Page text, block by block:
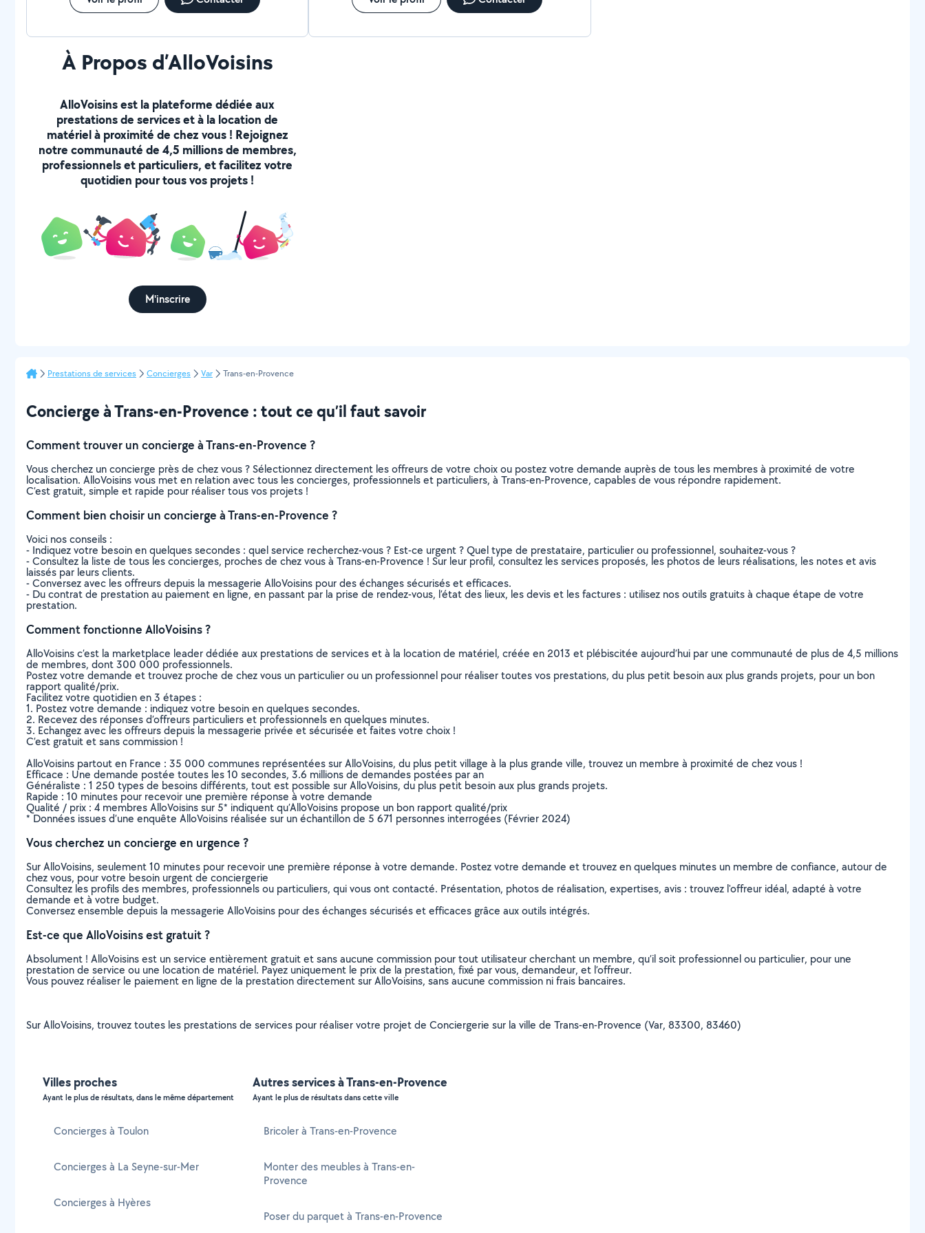
une étude personnalisée gratuite (prévisions de CA,
objectivement Location Longue Durée par rapport à la
Location Courte Durée sur votre bien
À Propos d’AlloVoisins
AlloVoisins est la plateforme dédiée aux
prestations de services et à la location de
matériel à proximité de chez vous ! Rejoignez
notre communauté de 4,5 millions de membres,
professionnels et particuliers, et facilitez votre
quotidien pour tous vos projets !
M'inscrire
Prestations de services Concierges Var Trans-en-Provence
Concierge à Trans-en-Provence : tout ce qu’il faut savoir
Comment trouver un concierge à Trans-en-Provence ?
Vous cherchez un concierge près de chez vous ? Sélectionnez directement les offreurs de votre choix ou postez votre demande auprès de tous les membres à proximité de votre
localisation. AlloVoisins vous met en relation avec tous les concierges, professionnels et particuliers, à Trans-en-Provence, capables de vous répondre rapidement.
C’est gratuit, simple et rapide pour réaliser tous vos projets !
Comment bien choisir un concierge à Trans-en-Provence ?
Voici nos conseils :
- Indiquez votre besoin en quelques secondes : quel service recherchez-vous ? Est-ce urgent ? Quel type de prestataire, particulier ou professionnel, souhaitez-vous ?
- Consultez la liste de tous les concierges, proches de chez vous à Trans-en-Provence ! Sur leur profil, consultez les services proposés, les photos de leurs réalisations, les notes et avis
laissés par leurs clients.
- Conversez avec les offreurs depuis la messagerie AlloVoisins pour des échanges sécurisés et efficaces.
- Du contrat de prestation au paiement en ligne, en passant par la prise de rendez-vous, l’état des lieux, les devis et les factures : utilisez nos outils gratuits à chaque étape de votre
prestation.
Comment fonctionne AlloVoisins ?
AlloVoisins c’est la marketplace leader dédiée aux prestations de services et à la location de matériel, créée en 2013 et plébiscitée aujourd’hui par une communauté de plus de 4,5 millions
de membres, dont 300 000 professionnels.
Postez votre demande et trouvez proche de chez vous un particulier ou un professionnel pour réaliser toutes vos prestations, du plus petit besoin aux plus grands projets, pour un bon
rapport qualité/prix.
Facilitez votre quotidien en 3 étapes :
1. Postez votre demande : indiquez votre besoin en quelques secondes.
2. Recevez des réponses d’offreurs particuliers et professionnels en quelques minutes.
3. Echangez avec les offreurs depuis la messagerie privée et sécurisée et faites votre choix !
C’est gratuit et sans commission !
AlloVoisins partout en France : 35 000 communes représentées sur AlloVoisins, du plus petit village à la plus grande ville, trouvez un membre à proximité de chez vous !
Efficace : Une demande postée toutes les 10 secondes, 3.6 millions de demandes postées par an
Généraliste : 1 250 types de besoins différents, tout est possible sur AlloVoisins, du plus petit besoin aux plus grands projets.
Rapide : 10 minutes pour recevoir une première réponse à votre demande
Qualité / prix : 4 membres AlloVoisins sur 5* indiquent qu’AlloVoisins propose un bon rapport qualité/prix
* Données issues d’une enquête AlloVoisins réalisée sur un échantillon de 5 671 personnes interrogées (Février 2024)
Vous cherchez un concierge en urgence ?
Sur AlloVoisins, seulement 10 minutes pour recevoir une première réponse à votre demande. Postez votre demande et trouvez en quelques minutes un membre de confiance, autour de
chez vous, pour votre besoin urgent de conciergerie
Consultez les profils des membres, professionnels ou particuliers, qui vous ont contacté. Présentation, photos de réalisation, expertises, avis : trouvez l'offreur idéal, adapté à votre
demande et à votre budget.
Conversez ensemble depuis la messagerie AlloVoisins pour des échanges sécurisés et efficaces grâce aux outils intégrés.
Est-ce que AlloVoisins est gratuit ?
Absolument ! AlloVoisins est un service entièrement gratuit et sans aucune commission pour tout utilisateur cherchant un membre, qu’il soit professionnel ou particulier, pour une
prestation de service ou une location de matériel. Payez uniquement le prix de la prestation, fixé par vous, demandeur, et l’offreur.
Vous pouvez réaliser le paiement en ligne de la prestation directement sur AlloVoisins, sans aucune commission ni frais bancaires.
Sur AlloVoisins, trouvez toutes les prestations de services pour réaliser votre projet de Conciergerie sur la ville de Trans-en-Provence (Var, 83300, 83460)
Villes proches
Ayant le plus de résultats, dans le même département
Concierges à Toulon
Concierges à La Seyne-sur-Mer
Concierges à Hyères
Autres services à Trans-en-Provence
Ayant le plus de résultats dans cette ville
Bricoler à Trans-en-Provence
Monter des meubles à Trans-en-
Provence
Poser du parquet à Trans-en-Provence